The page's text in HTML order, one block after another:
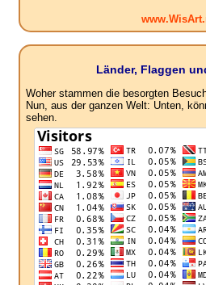
Länder, Flaggen
Woher stammen die besorgten
Nun, aus der ganzen Welt: Unten,
sehen.